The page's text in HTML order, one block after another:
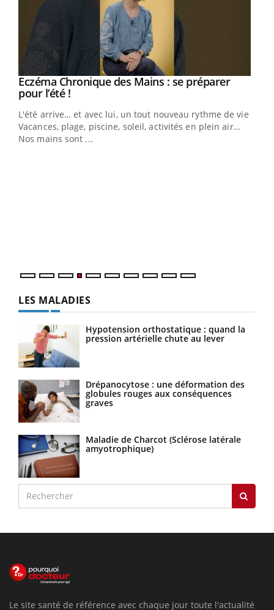
Youtube
Eczéma Chronique des Mains : se préparer
pour l’été !Youtube
L'été arrive… et avec lui, un tout nouveau rythme de vie !
Vacances, plage, piscine, soleil, activités en plein air…
Nos mains sont ...
LES MALADIES
Hypotension orthostatique : quand la
pression artérielle chute au lever
Drépanocytose : une déformation des
globules rouges aux conséquences
graves
Maladie de Charcot (Sclérose latérale
amyotrophique)
Le site santé de référence avec chaque jour toute l'actualité